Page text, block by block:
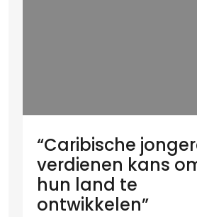
“Caribische
verdienen kans
hun land te
ontwikkelen”